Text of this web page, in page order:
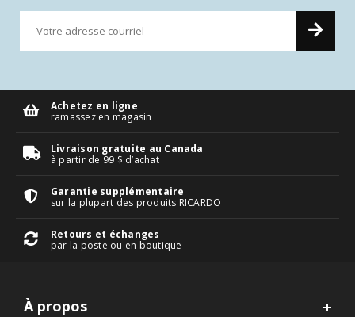
Achetez en ligne
ramassez en magasin
Livraison gratuite au Canada
à partir de 99 $ d’achat
Garantie supplémentaire
sur la plupart des produits RICARDO
Retours et échanges
par la poste ou en boutique
À propos